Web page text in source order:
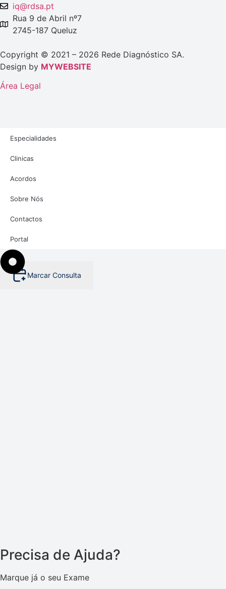
iq@rdsa.pt
Rua 9 de Abril nº7
2745-187 Queluz
Copyright © 2021 – 2026 Rede Diagnóstico SA.
Design by MYWEBSITE
Área Legal
Especialidades
Clinicas
Acordos
Sobre Nós
Contactos
Portal
Marcar Consulta
Precisa de Ajuda?
Marque já o seu Exame